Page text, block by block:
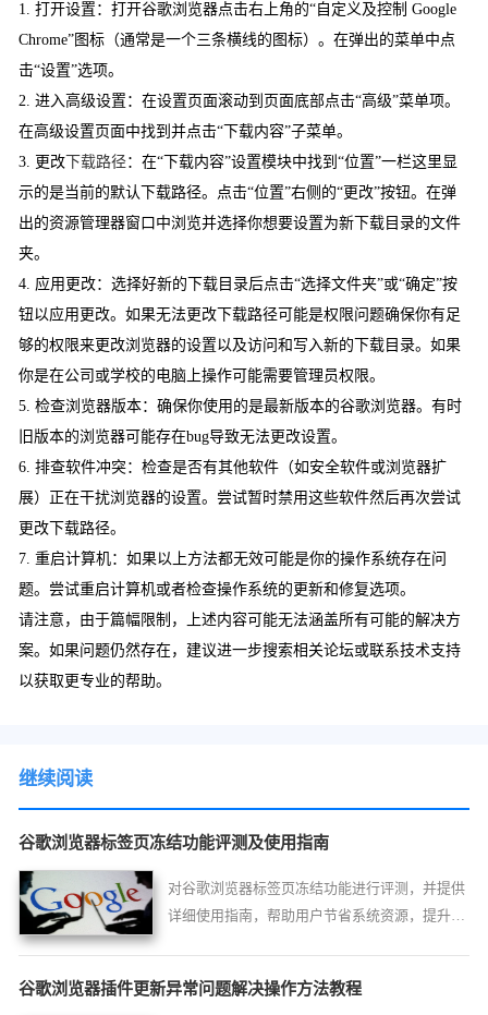
1. 打开设置：打开谷歌浏览器点击右上角的“自定义及控制 Google
Chrome”图标（通常是一个三条横线的图标）。在弹出的菜单中点
击“设置”选项。
2. 进入高级设置：在设置页面滚动到页面底部点击“高级”菜单项。
在高级设置页面中找到并点击“下载内容”子菜单。
3. 更改 下载路径：在“下载内容”设置模块中找到“位置”一栏这里显
示的是当前的默认下载路径。点击“位置”右侧的“更改”按钮。在弹
出的资源管理器窗口中浏览并选择你想要设置为新下载目录的文件
夹。
4. 应用更改：选择好新的下载目录后点击“选择文件夹”或“确定”按
钮以应用更改。如果无法更改下载路径可能是权限问题确保你有足
够的权限来更改浏览器的设置以及访问和写入新的下载目录。如果
你是在公司或学校的电脑上操作可能需要管理员权限。
5. 检查浏览器版本：确保你使用的是最新版本的谷歌浏览器。有时
旧版本的浏览器可能存在bug导致无法更改设置。
6. 排查软件冲突：检查是否有其他软件（如安全软件或浏览器扩
展）正在干扰浏览器的设置。尝试暂时禁用这些软件然后再次尝试
更改下载路径。
7. 重启计算机：如果以上方法都无效可能是你的操作系统存在问
题。尝试重启计算机或者检查操作系统的更新和修复选项。
请注意，由于篇幅限制，上述内容可能无法涵盖所有可能的解决方
案。如果问题仍然存在，建议进一步搜索相关论坛或联系技术支持
以获取更专业的帮助。
继续阅读
谷歌浏览器标签页冻结功能评测及使用指南
对谷歌浏览器标签页冻结功能进行评测，并提供
详细使用指南，帮助用户节省系统资源，提升浏
谷歌浏览器插件更新异常问题解决操作方法教程